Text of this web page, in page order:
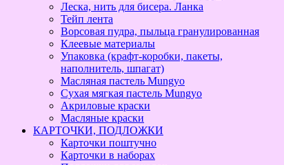
Леска, нить для бисера. Ланка
Тейп лента
Ворсовая пудра, пыльца гранулированная
Клеевые материалы
Упаковка (крафт-коробки, пакеты,
наполнитель, шпагат)
Масляная пастель Mungyo
Сухая мягкая пастель Mungyo
Акриловые краски
Масляные краски
КАРТОЧКИ, ПОДЛОЖКИ
Карточки поштучно
Карточки в наборах